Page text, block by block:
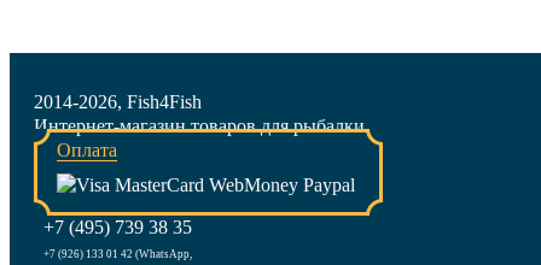
2014-2026, Fish4Fish
Интернет-магазин товаров для рыбалки
Оплата
+7 (495) 739 38 35
+7 (926) 133 01 42 (WhatsApp,